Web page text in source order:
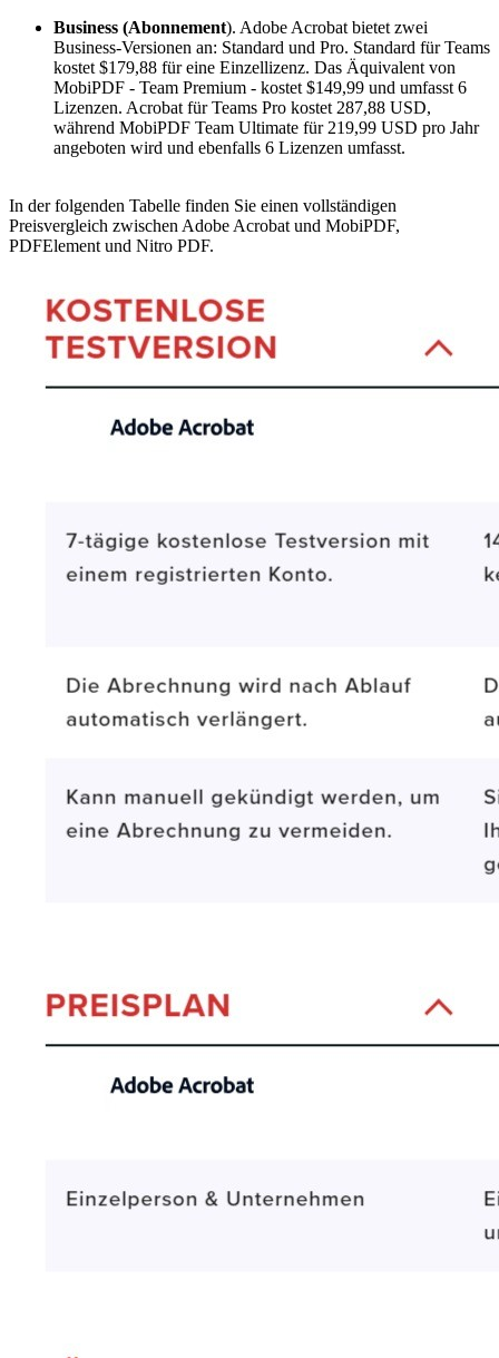
Business (Abonnement). Adobe Acrobat bietet zwei
Business-Versionen an: Standard und Pro. Standard für Teams
kostet $179,88 für eine Einzellizenz. Das Äquivalent von
MobiPDF - Team Premium - kostet $149,99 und umfasst 6
Lizenzen. Acrobat für Teams Pro kostet 287,88 USD,
während MobiPDF Team Ultimate für 219,99 USD pro Jahr
angeboten wird und ebenfalls 6 Lizenzen umfasst.
In der folgenden Tabelle finden Sie einen vollständigen
Preisvergleich zwischen Adobe Acrobat und MobiPDF,
PDFElement und Nitro PDF.